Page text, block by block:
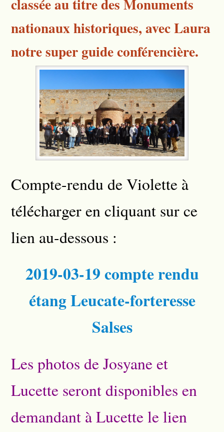
classée au titre des Monuments
nationaux historiques, avec Laura
notre super guide conférencière.
Compte-rendu de Violette à
télécharger en cliquant sur ce
lien au-dessous :
2019-03-19 compte rendu
étang Leucate-forteresse
Salses
Les photos de Josyane et
Lucette seront disponibles en
demandant à Lucette le lien